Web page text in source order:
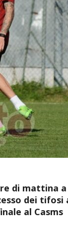
di mattina
dei tifosi
al Casms